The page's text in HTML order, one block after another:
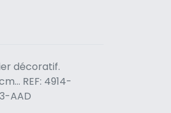
décoratif.
REF: 4914-
AAD